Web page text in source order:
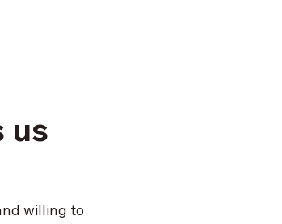
us
willing to